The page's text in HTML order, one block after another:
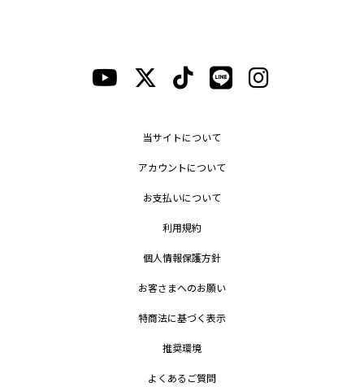
当サイトについて
アカウントについて
お支払いについて
利用規約
個人情報保護方針
お客さまへのお願い
特商法に基づく表示
推奨環境
よくあるご質問